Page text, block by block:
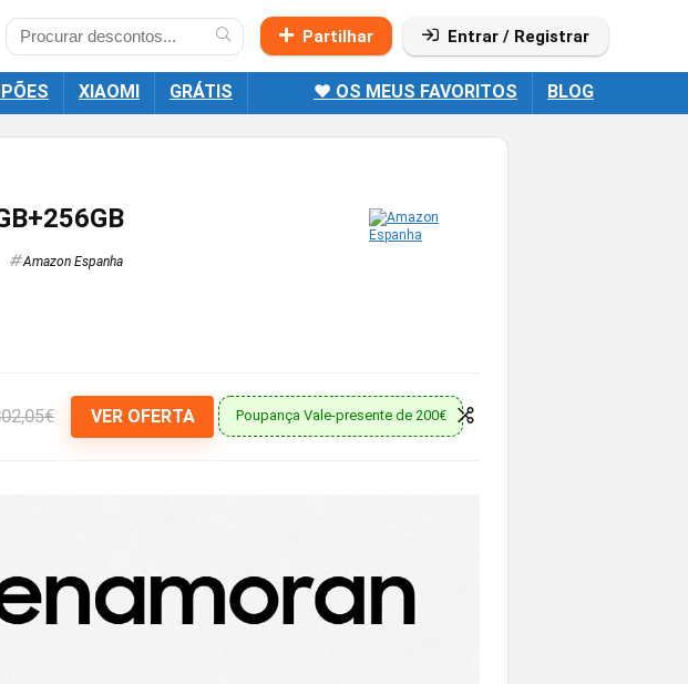
Partilhar Entrar / Registrar
XIAOMI GRÁTIS ❤️ OS MEUS FAVORITOS BLOG
Amazon Espanha
VER OFERTA Poupança Vale-presente de 200€